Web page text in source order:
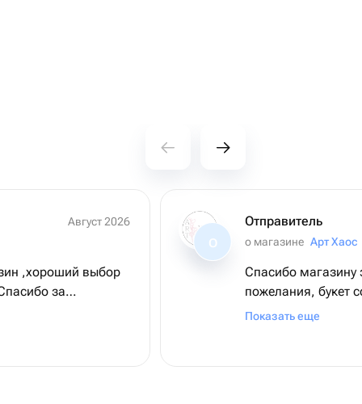
Август 2026
,хороший выбор
за
О
Отправитель
о магазине Арт Хаос
Спасибо магазину
пожелания, букет
заявленному.Буду
Показать еще